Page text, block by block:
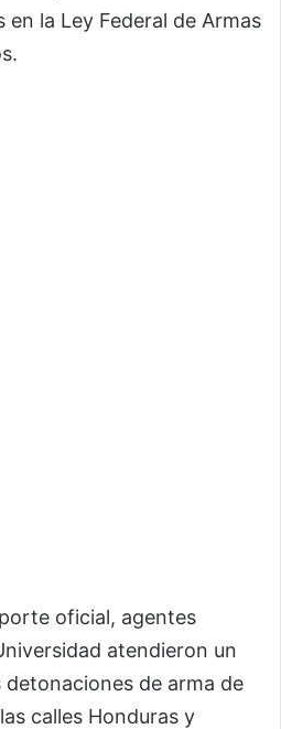
la Ley Federal de Armas
oficial, agentes
atendieron un
de arma de
calles Honduras y